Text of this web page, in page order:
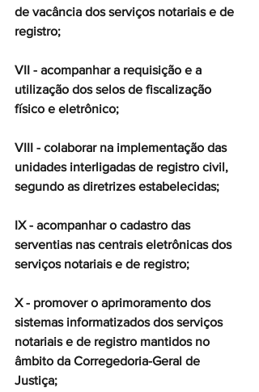
de vacância dos serviços notariais e de
registro;
VII - acompanhar a requisição e a
utilização dos selos de fiscalização
físico e eletrônico;
VIII - colaborar na implementação das
unidades interligadas de registro civil,
segundo as diretrizes estabelecidas;
IX - acompanhar o cadastro das
serventias nas centrais eletrônicas dos
serviços notariais e de registro;
X - promover o aprimoramento dos
sistemas informatizados dos serviços
notariais e de registro mantidos no
âmbito da Corregedoria-Geral de
Justiça;